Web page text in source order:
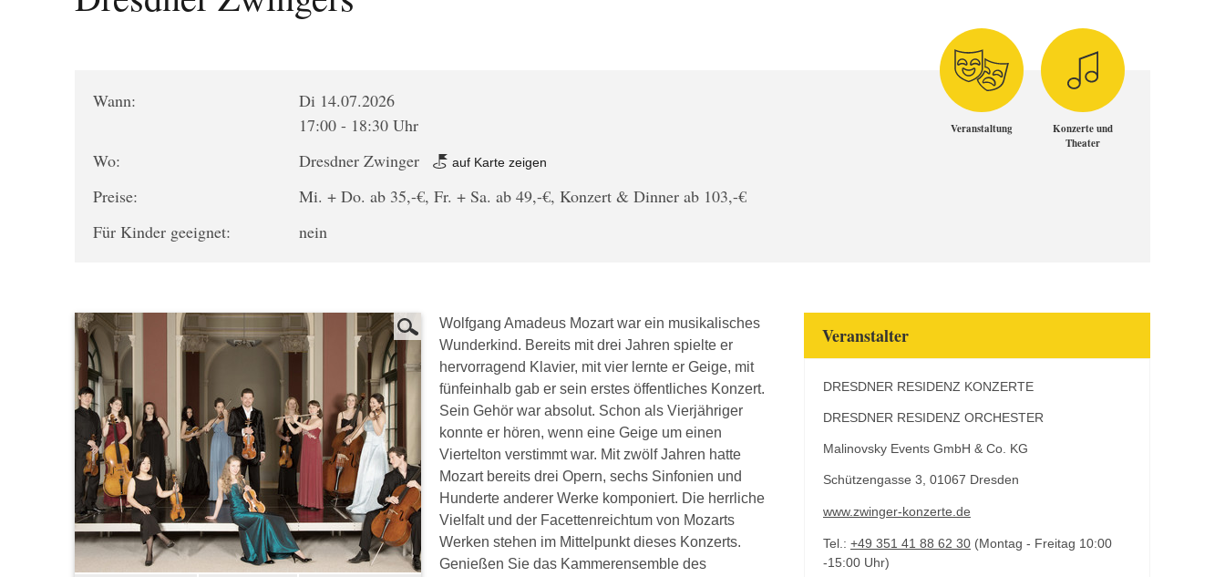
Wann:
Di 14.07.2026
17:00 - 18:30 Uhr
Wo:
Dresdner Zwinger auf Karte zeigen
Preise:
Mi. + Do. ab 35,-€, Fr. + Sa. ab 49,-€, Konzert & Dinner ab 103,-€
Für Kinder geeignet:
nein
Veranstaltung
Konzerte und
Theater
Wolfgang Amadeus Mozart war ein musikalisches
Wunderkind. Bereits mit drei Jahren spielte er
hervorragend Klavier, mit vier lernte er Geige, mit
fünfeinhalb gab er sein erstes öffentliches Konzert.
Sein Gehör war absolut. Schon als Vierjähriger
konnte er hören, wenn eine Geige um einen
Viertelton verstimmt war. Mit zwölf Jahren hatte
Mozart bereits drei Opern, sechs Sinfonien und
Hunderte anderer Werke komponiert. Die herrliche
Vielfalt und der Facettenreichtum von Mozarts
Werken stehen im Mittelpunkt dieses Konzerts.
Genießen Sie das Kammerensemble des
Veranstalter
DRESDNER RESIDENZ KONZERTE
DRESDNER RESIDENZ ORCHESTER
Malinovsky Events GmbH & Co. KG
Schützengasse 3, 01067 Dresden
www.zwinger-konzerte.de
Tel.: +49 351 41 88 62 30 (Montag - Freitag 10:00
-15:00 Uhr)